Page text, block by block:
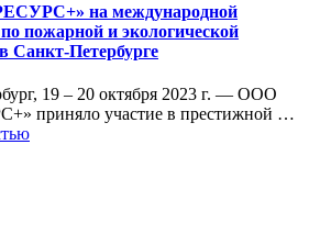
на международной
пожарной и экологической
Санкт-Петербурге
19 – 20 октября 2023 г. — ООО
приняло участие в престижной …